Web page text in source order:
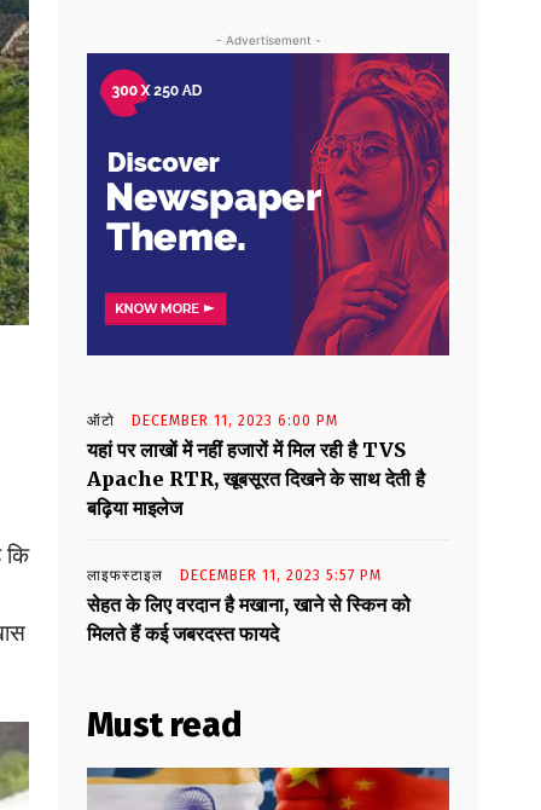
कि
- Advertisement -
ऑटो DECEMBER 11, 2023 6:00 PM
यहां पर लाखों में नहीं हजारों में मिल रही है TVS
Apache RTR, खूबसूरत दिखने के साथ देती है
बढ़िया माइलेज
लाइफस्टाइल DECEMBER 11, 2023 5:57 PM
सेहत के लिए वरदान है मखाना, खाने से स्किन को
मिलते हैं कई जबरदस्त फायदे
Must read